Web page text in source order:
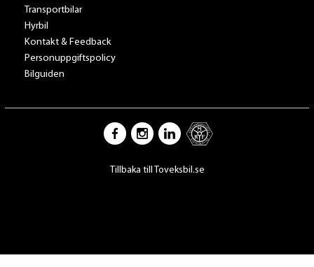
Transportbilar
Hyrbil
Kontakt & Feedback
Personuppgiftspolicy
Bilguiden
Tillbaka till Toveksbil.se